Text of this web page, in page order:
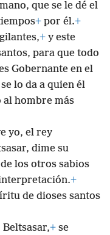
que se le dé el
+ por él.+
+ y este
para que todo
Gobernante en el
lo da a quien él
hombre más
yo, el rey
dime su
los otros sabios
+
de dioses santos
+ se